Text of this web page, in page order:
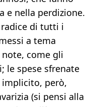
e nella perdizione.
radice di tutti i
a tema
come gli
le spese sfrenate
però,
(si pensi alla